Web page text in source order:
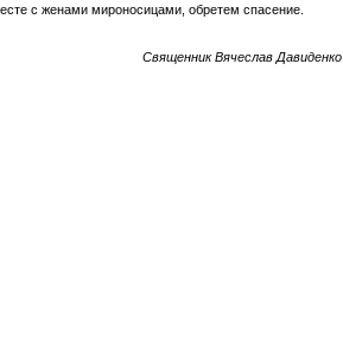
с женами мироносицами, обретем спасение.
Священник Вячеслав Давиденко